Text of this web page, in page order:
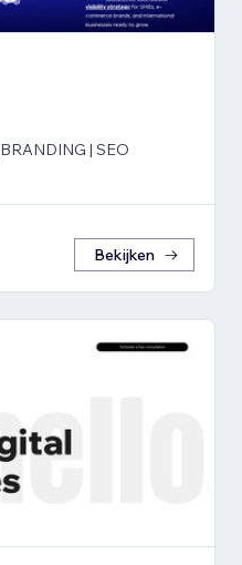
Specialized in WIX STUDIO | BRANDING | SEO
Bekijken